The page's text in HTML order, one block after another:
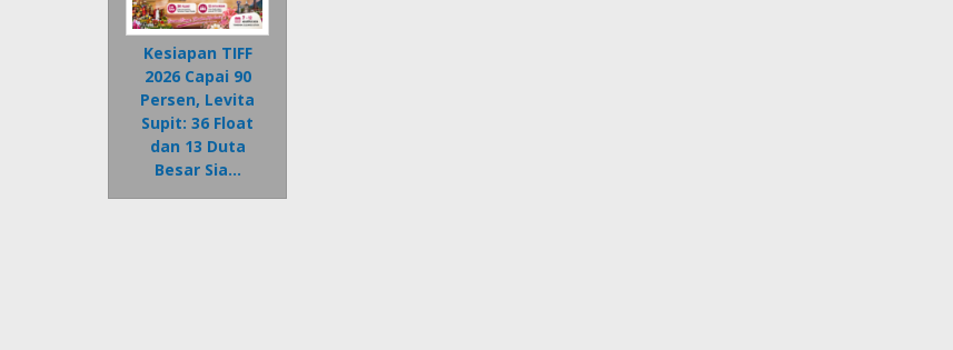
Kesiapan TIFF
2026 Capai 90
Persen, Levita
Supit: 36 Float
dan 13 Duta
Besar Sia…